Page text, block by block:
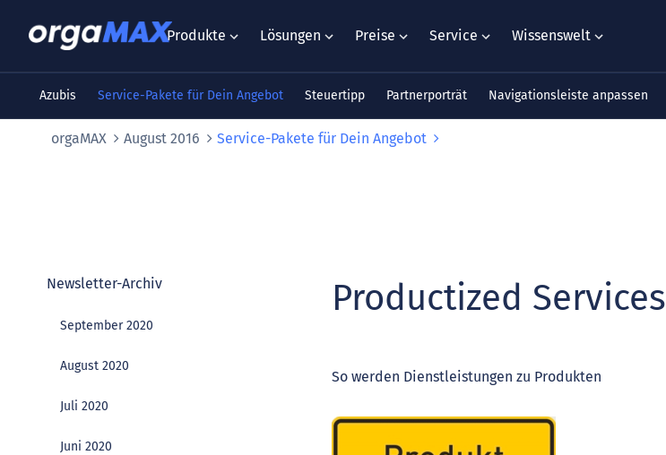
Produkte Lösungen Preise Service Wissenswelt
Azubis Service-Pakete für Dein Angebot Steuertipp Partnerporträt Navigationsleiste anpassen
orgaMAX August 2016 Service-Pakete für Dein Angebot
Productized Services
So werden Dienstleistungen zu Produkten
Newsletter-Archiv
September 2020
August 2020
Juli 2020
Juni 2020